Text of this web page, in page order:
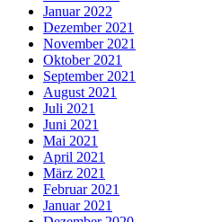
Januar 2022
Dezember 2021
November 2021
Oktober 2021
September 2021
August 2021
Juli 2021
Juni 2021
Mai 2021
April 2021
März 2021
Februar 2021
Januar 2021